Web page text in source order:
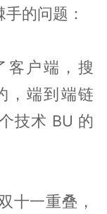
的问题：
客户端，搜
，端到端链
技术 BU 的
十一重叠，